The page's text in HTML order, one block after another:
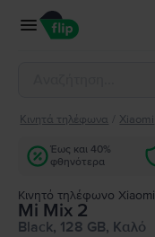
Κινητά τηλέφωνα Xiaomi
Έως και 40%
φθηνότερα
Κινητό τηλέφωνο Xiaomi
Mi Mix 2
Black, 128 GB, Καλό